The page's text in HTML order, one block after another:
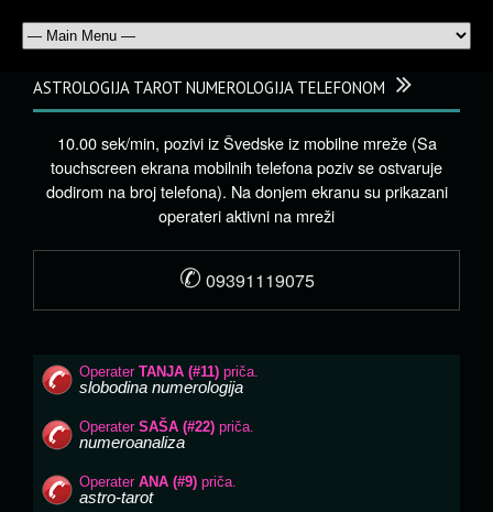
ASTROLOGIJA TAROT NUMEROLOGIJA TELEFONOM
10.00 sek/min, pozivi iz Švedske iz mobilne mreže (Sa
touchscreen ekrana mobilnih telefona poziv se ostvaruje
dodirom na broj telefona). Na donjem ekranu su prikazani
operateri aktivni na mreži
✆ 09391119075